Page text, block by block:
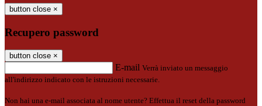
button close ×
Recupero password
button close ×
E-mail Verrà inviato un messaggio
all'indirizzo indicato con le istruzioni necessarie.
Non hai una e-mail associata al nome utente? Effettua il reset della password